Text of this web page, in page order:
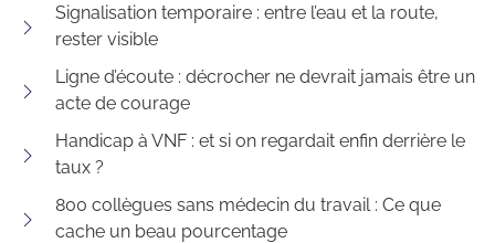
Signalisation temporaire : entre l’eau et la route,
rester visible
Ligne d’écoute : décrocher ne devrait jamais être un
acte de courage
Handicap à VNF : et si on regardait enfin derrière le
taux ?
800 collègues sans médecin du travail : Ce que
cache un beau pourcentage